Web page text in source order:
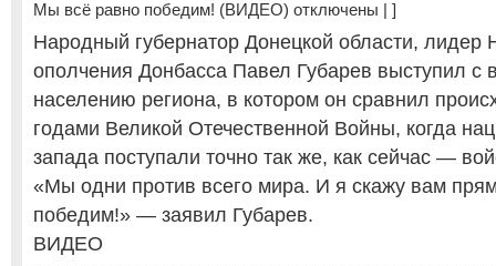
Мы всё равно победим! (ВИДЕО) отключены | ]
Народный губернатор Донецкой области, лидер
ополчения Донбасса Павел Губарев выступил с
населению региона, в котором он сравнил
годами Великой Отечественной Войны, когда
запада поступали точно так же, как сейчас —
«Мы одни против всего мира. И я скажу вам
победим!» — заявил Губарев.
ВИДЕО